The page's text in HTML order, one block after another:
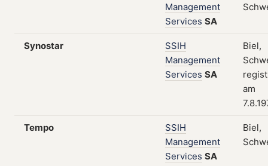
Management
Services SA
Synostar
SSIH
Management
Services SA
Biel,
am
Tempo
SSIH
Management
Services SA
Biel,